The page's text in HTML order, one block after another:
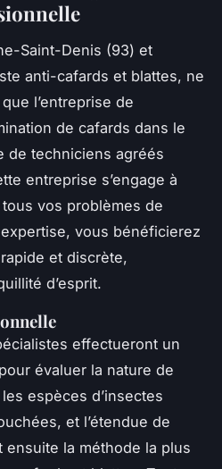
Saint-Denis (93) et
anti-cafards et blattes, ne
l’entreprise de
de cafards dans le
de techniciens agréés
entreprise s’engage à
vos problèmes de
vous bénéficierez
et discrète,
d’esprit.
effectueront un
évaluer la nature de
espèces d’insectes
et l’étendue de
ensuite la méthode la plus